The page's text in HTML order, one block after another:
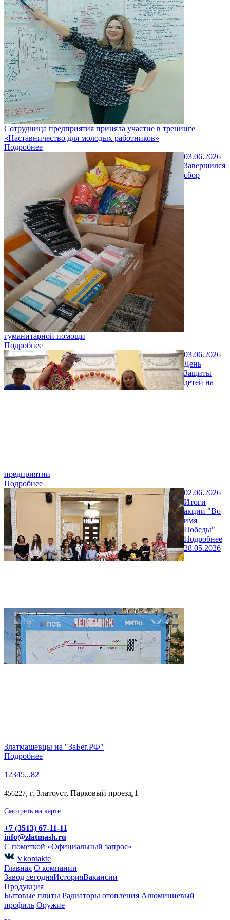
Сотрудница предприятия приняла участие в тренинге
«Наставничество для молодых работников»
Подробнее
03.06.2026
Завершился
сбор
гуманитарной помощи
Подробнее
03.06.2026
День
Защиты
детей на
предприятии
Подробнее
02.06.2026
Итоги
акции "Во
имя
Победы"
Подробнее
28.05.2026
Златмашевцы на "ЗаБег.РФ"
Подробнее
1 2345...82
456227, г. Златоуст, Парковый проезд,1
Смотреть на карте
+7 (3513) 67-11-11
info@zlatmash.ru
С пометкой «Официальный запрос»
Vkontakte
Главная О компании
Завод сегодняИсторияВакансии
Продукция
Бытовые плиты Радиаторы отопления Алюминиевый
профиль Оружие